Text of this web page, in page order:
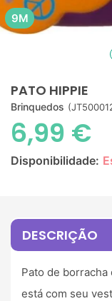
9M
PATO HIPPIE
Brinquedos
6,99 €
Disponibilidade:
DESCRIÇÃO
Pato de
está com seu